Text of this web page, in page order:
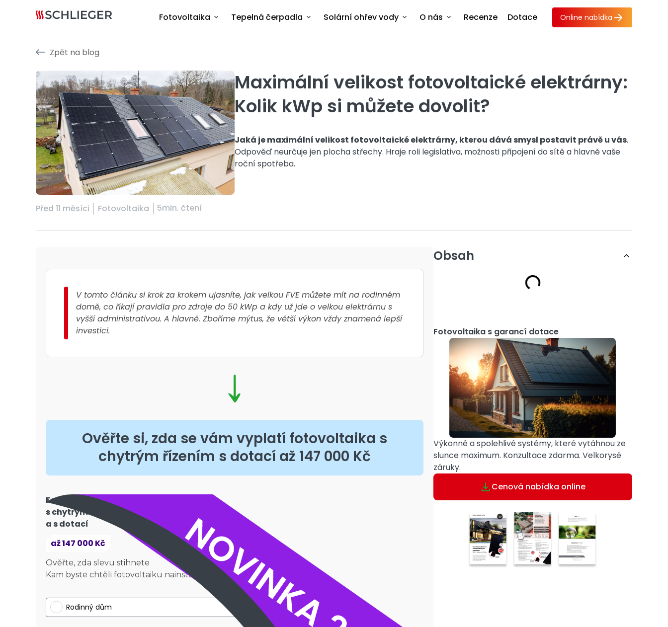
Fotovoltaika Tepelná čerpadla Solární ohřev vody O nás Recenze Dotace Online nabídka
Zpět na blog
Maximální velikost fotovoltaické elektrárny:
Kolik kWp si můžete dovolit?
Jaká je maximální velikost fotovoltaické elektrárny, kterou dává smysl postavit právě u vás.
Odpověď neurčuje jen plocha střechy. Hraje roli legislativa, možnosti připojení do sítě a hlavně vaše
roční spotřeba.
Před 11 měsíci Fotovoltaika 5min. čtení
V tomto článku si krok za krokem ujasníte, jak velkou FVE můžete mít na rodinném
domě, co říkají pravidla pro zdroje do 50 kWp a kdy už jde o velkou elektrárnu s
vyšší administrativou. A hlavně. Zboříme mýtus, že větší výkon vždy znamená lepší
investici.
Ověřte si, zda se vám vyplatí fotovoltaika s
chytrým řízením s dotací až 147 000 Kč
Fotovoltaika
s chytrým řízením
a s dotací
až 147 000 Kč
Ověřte, zda slevu stihnete
Kam byste chtěli fotovoltaiku nainstalovat?
Rodinný dům
Obsah
Fotovoltaika s garancí dotace
Výkonné a spolehlivé systémy, které vytáhnou ze
slunce maximum. Konzultace zdarma. Velkorysé
záruky.
Cenová nabídka online